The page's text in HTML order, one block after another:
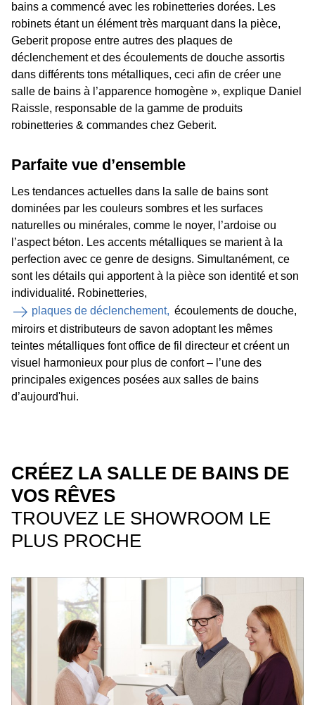
bains a commencé avec les robinetteries dorées. Les
robinets étant un élément très marquant dans la pièce,
Geberit propose entre autres des plaques de
déclenchement et des écoulements de douche assortis
dans différents tons métalliques, ceci afin de créer une
salle de bains à l’apparence homogène », explique Daniel
Raissle, responsable de la gamme de produits
robinetteries & commandes chez Geberit.
Parfaite vue d’ensemble
Les tendances actuelles dans la salle de bains sont
dominées par les couleurs sombres et les surfaces
naturelles ou minérales, comme le noyer, l’ardoise ou
l’aspect béton. Les accents métalliques se marient à la
perfection avec ce genre de designs. Simultanément, ce
sont les détails qui apportent à la pièce son identité et son
individualité. Robinetteries,
plaques de déclenchement, écoulements de douche,
miroirs et distributeurs de savon adoptant les mêmes
teintes métalliques font office de fil directeur et créent un
visuel harmonieux pour plus de confort – l’une des
principales exigences posées aux salles de bains
d’aujourd'hui.
CRÉEZ LA SALLE DE BAINS DE
VOS RÊVES
TROUVEZ LE SHOWROOM LE
PLUS PROCHE